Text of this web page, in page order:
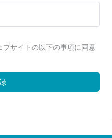
サイトの以下の事項に同意